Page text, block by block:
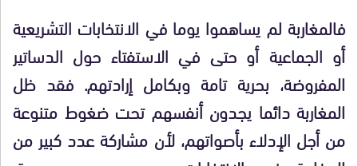
فالمغاربة لم يساهموا يوما في الانتخابات التشريعية
أو الجماعية أو حتى في الاستفتاء حول الدساتير
المفروضة، بحرية تامة وبكامل إرادتهم. فقد ظل
المغاربة دائما يجدون أنفسهم تحت ضغوط متنوعة
من أجل الإدلاء بأصواتهم، لأن مشاركة عدد كبير من